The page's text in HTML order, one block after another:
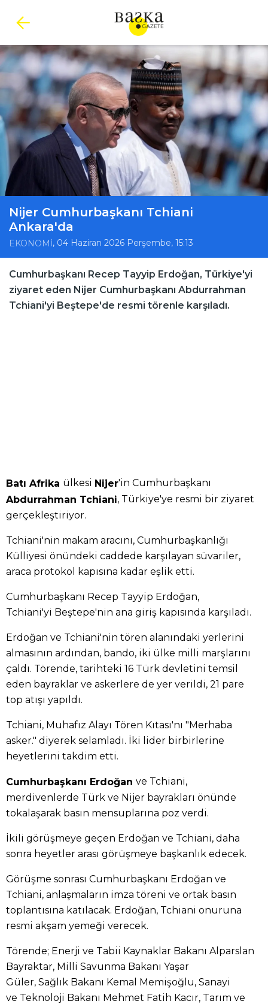
Nijer Cumhurbaşkanı Tchiani
Ankara'da
EKONOMİ, 04 Haziran 2026 Perşembe, 15:13
Cumhurbaşkanı Recep Tayyip Erdoğan, Türkiye'yi
ziyaret eden Nijer Cumhurbaşkanı Abdurrahman
Tchiani'yi Beştepe'de resmi törenle karşıladı.
Batı Afrika ülkesi Nijer'in Cumhurbaşkanı
Abdurrahman Tchiani, Türkiye'ye resmi bir ziyaret
gerçekleştiriyor.
Tchiani'nin makam aracını, Cumhurbaşkanlığı
Külliyesi önündeki caddede karşılayan süvariler,
araca protokol kapısına kadar eşlik etti.
Cumhurbaşkanı Recep Tayyip Erdoğan,
Tchiani'yi Beştepe'nin ana giriş kapısında karşıladı.
Erdoğan ve Tchiani'nin tören alanındaki yerlerini
almasının ardından, bando, iki ülke milli marşlarını
çaldı. Törende, tarihteki 16 Türk devletini temsil
eden bayraklar ve askerlere de yer verildi, 21 pare
top atışı yapıldı.
Tchiani, Muhafız Alayı Tören Kıtası'nı "Merhaba
asker." diyerek selamladı. İki lider birbirlerine
heyetlerini takdim etti.
Cumhurbaşkanı Erdoğan ve Tchiani,
merdivenlerde Türk ve Nijer bayrakları önünde
tokalaşarak basın mensuplarına poz verdi.
İkili görüşmeye geçen Erdoğan ve Tchiani, daha
sonra heyetler arası görüşmeye başkanlık edecek.
Görüşme sonrası Cumhurbaşkanı Erdoğan ve
Tchiani, anlaşmaların imza töreni ve ortak basın
toplantısına katılacak. Erdoğan, Tchiani onuruna
resmi akşam yemeği verecek.
Törende; Enerji ve Tabii Kaynaklar Bakanı Alparslan
Bayraktar, Milli Savunma Bakanı Yaşar
Güler, Sağlık Bakanı Kemal Memişoğlu, Sanayi
ve Teknoloji Bakanı Mehmet Fatih Kacır, Tarım ve